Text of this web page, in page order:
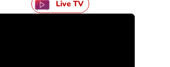
Live TV